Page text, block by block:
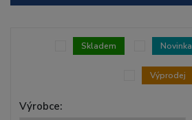
Výrobce:
Skladem Novinka
Výprodej